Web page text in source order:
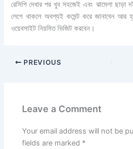
রেসিপি দেখার পর খুব সহজেই এবং ঝামেলা ছাড়া
লেগে থাকলে অবশ্যই কমেন্ট করে জানাবেন আর
ওয়েবসাইট নিয়মিত ভিজিট করবেন।
PREVIOUS
Leave a Comment
Your email address will not be
fields are marked *